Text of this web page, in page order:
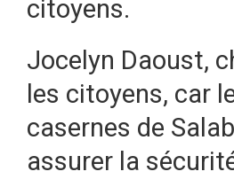
citoyens.
Jocelyn Daoust,
les citoyens, car
casernes de
assurer la